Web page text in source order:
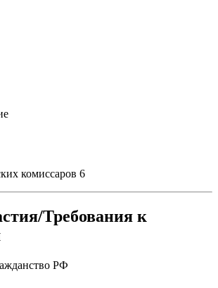
комиссаров 6
Требования к
РФ